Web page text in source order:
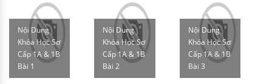
Nội Dung
Khóa Học Sơ
Cấp 1A & 1B
Bài 1
Nội Dung
Khóa Học Sơ
Cấp 1A & 1B
Bài 2
Nội Dung
Khóa Học Sơ
Cấp 1A & 1B
Bài 3